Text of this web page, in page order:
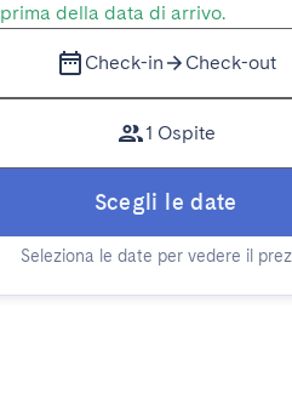
prima della data di arrivo.
Check-in Check-out
1 Ospite
Scegli le date
Seleziona le date per vedere il